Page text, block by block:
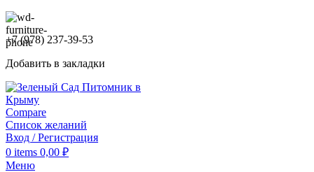
+7 (978) 237-39-53
Добавить в закладки
Compare
Список желаний
Вход / Регистрация
0 items 0,00 ₽
Меню